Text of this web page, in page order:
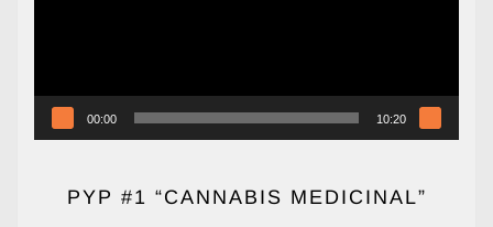
00:00 10:20
PYP #1 “CANNABIS MEDICINAL”